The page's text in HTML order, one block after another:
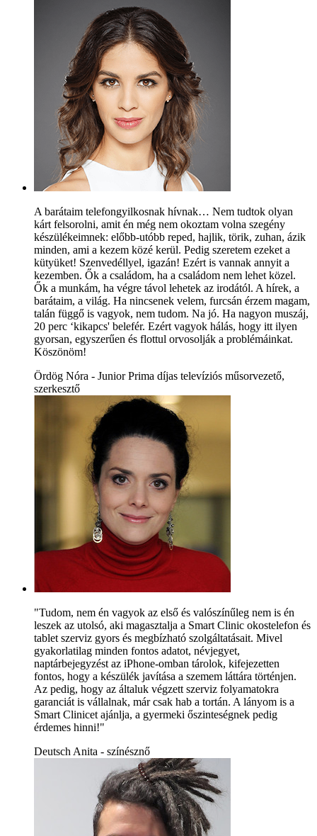
A barátaim telefongyilkosnak hívnak… Nem tudtok olyan
kárt felsorolni, amit én még nem okoztam volna szegény
készülékeimnek: előbb-utóbb reped, hajlik, törik, zuhan, ázik
minden, ami a kezem közé kerül. Pedig szeretem ezeket a
kütyüket! Szenvedéllyel, igazán! Ezért is vannak annyit a
kezemben. Ők a családom, ha a családom nem lehet közel.
Ők a munkám, ha végre távol lehetek az irodától. A hírek, a
barátaim, a világ. Ha nincsenek velem, furcsán érzem magam,
talán függő is vagyok, nem tudom. Na jó. Ha nagyon muszáj,
20 perc ‘kikapcs' belefér. Ezért vagyok hálás, hogy itt ilyen
gyorsan, egyszerűen és flottul orvosolják a problémáinkat.
Köszönöm!
Ördög Nóra - Junior Prima díjas televíziós műsorvezető,
szerkesztő
"Tudom, nem én vagyok az első és valószínűleg nem is én
leszek az utolsó, aki magasztalja a Smart Clinic okostelefon és
tablet szerviz gyors és megbízható szolgáltatásait. Mivel
gyakorlatilag minden fontos adatot, névjegyet,
naptárbejegyzést az iPhone-omban tárolok, kifejezetten
fontos, hogy a készülék javítása a szemem láttára történjen.
Az pedig, hogy az általuk végzett szerviz folyamatokra
garanciát is vállalnak, már csak hab a tortán. A lányom is a
Smart Clinicet ajánlja, a gyermeki őszinteségnek pedig
érdemes hinni!"
Deutsch Anita - színésznő